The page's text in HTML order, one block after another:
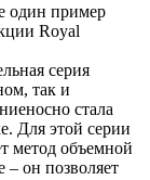
один пример
Royal
серия
так и
стала
Для этой серии
метод объемной
он позволяет